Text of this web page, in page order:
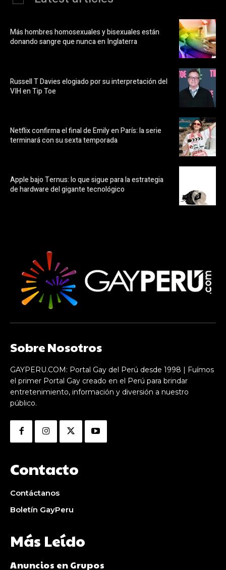
Más hombres homosexuales y bisexuales están
donando sangre que nunca en Inglaterra
Russell T Davies elogiado por su interpretación del
VIH en Tip Toe
Netflix confirma el final de Emily en París: la serie
terminará con su sexta temporada
Apple bajo Ternus: lo que sigue para la estrategia
de hardware del gigante tecnológico
Sobre Nosotros
GAYPERU.COM: Portal Gay del Perú desde 1998 | Fuímos
el primer Portal Gay creado en el Perú para brindar
entretenimiento, información y diversión a nuestro
público.
Contacto
Contáctanos
Boletín GayPeru
Más Leído
Anuncios en Grupos